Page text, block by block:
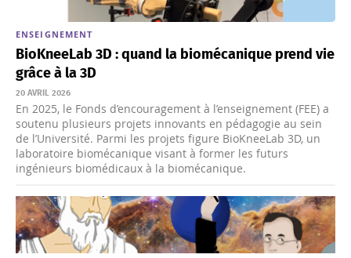
ENSEIGNEMENT
BioKneeLab 3D : quand la biomécanique prend vie
grâce à la 3D
20 AVRIL 2026
En 2025, le Fonds d’encouragement à l’enseignement (FEE) a
soutenu plusieurs projets innovants en pédagogie au sein
de l’Université. Parmi les projets figure BioKneeLab 3D, un
laboratoire biomécanique visant à former les futurs
ingénieurs biomédicaux à la biomécanique.